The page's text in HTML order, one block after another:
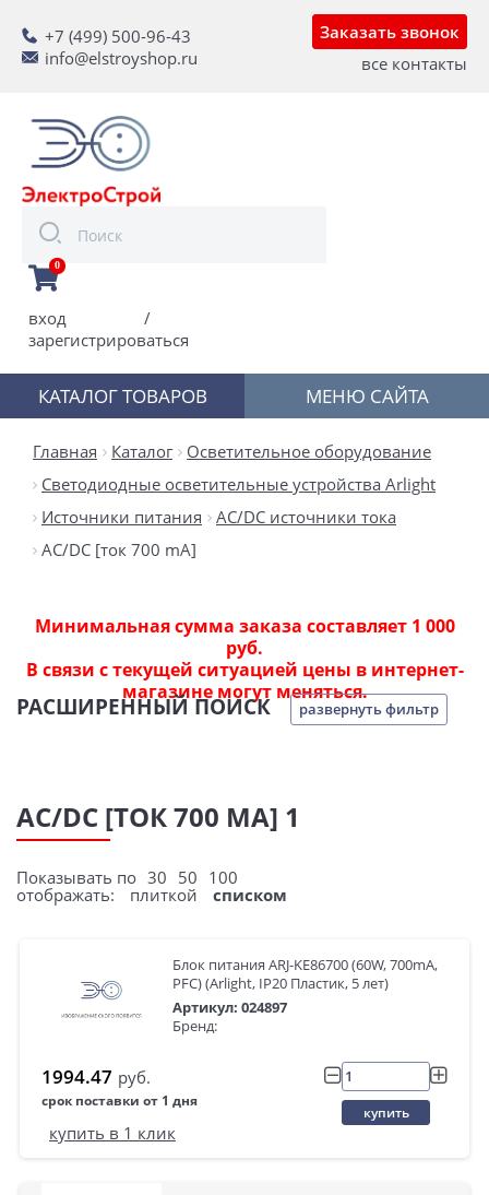
+7 (499) 500-96-43
info@elstroyshop.ru
Заказать звонок
все контакты
0
вход
/
зарегистрироваться
КАТАЛОГ ТОВАРОВ МЕНЮ САЙТА
Главная Каталог
Осветительное оборудование
Светодиодные осветительные устройства Arlight
Источники питания
AC/DC источники тока
AC/DC [ток 700 mA]
Минимальная сумма заказа составляет 1 000
руб.
В связи с текущей ситуацией цены в интернет-
магазине могут меняться.
РАСШИРЕННЫЙ ПОИСК развернуть фильтр
AC/DC [ТОК 700 MA] 1
Показывать по 30 50 100
отображать:
плиткой списком
Блок питания ARJ-KE86700 (60W, 700mA,
PFC) (Arlight, IP20 Пластик, 5 лет)
Артикул: 024897
Бренд:
1994.47 руб.
срок поставки от 1 дня
купить
купить в 1 клик